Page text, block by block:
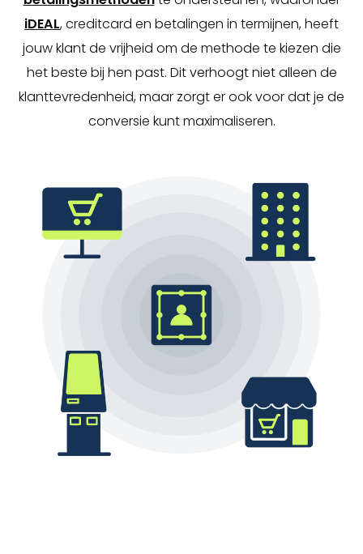
iDEAL, creditcard en betalingen in termijnen, heeft
jouw klant de vrijheid om de methode te kiezen die
het beste bij hen past. Dit verhoogt niet alleen de
klanttevredenheid, maar zorgt er ook voor dat je de
conversie kunt maximaliseren.